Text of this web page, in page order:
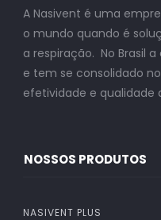
A Nasivent é uma
o mundo quando é
a respiração. No Brasil
e tem se consolidado
efetividade e qualidade
NOSSOS PRODUTOS
NASIVENT PLUS